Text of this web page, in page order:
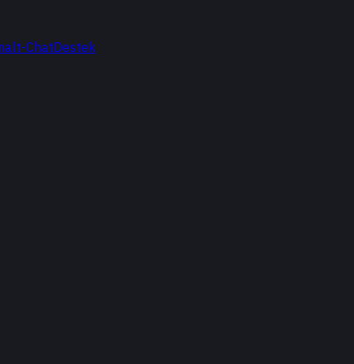
t-ChatDestek